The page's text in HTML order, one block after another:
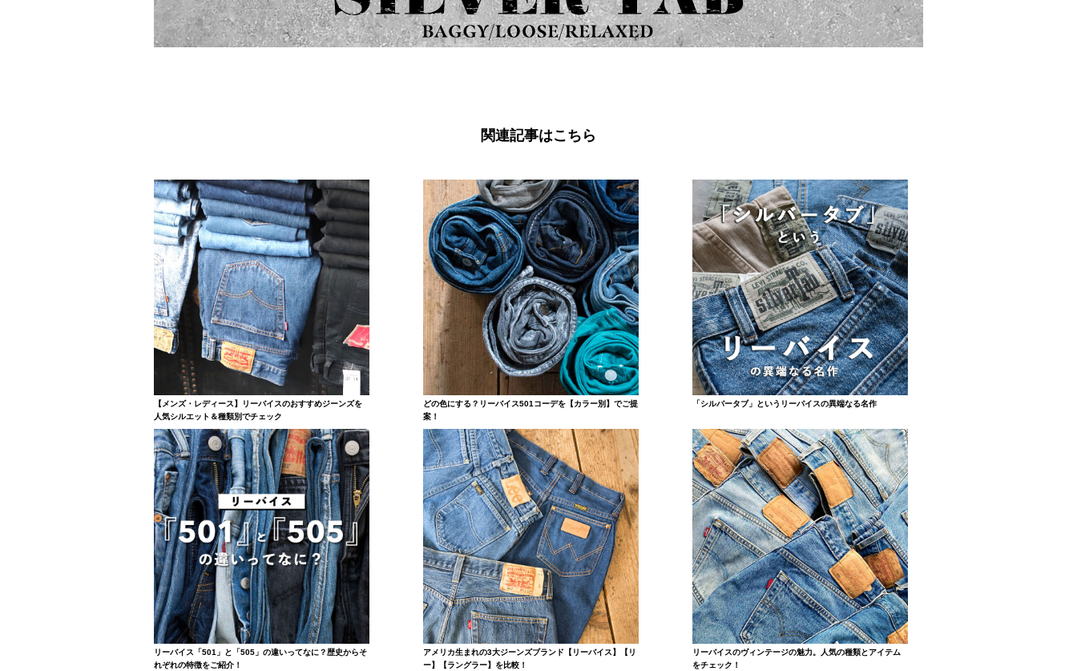
関連記事はこちら
【メンズ・レディース】リーバイスのおすすめジーンズを
人気シルエット＆種類別でチェック
どの色にする？リーバイス501コーデを【カラー別】でご提
案！
「シルバータブ」というリーバイスの異端なる名作
リーバイス「501」と「505」の違いってなに？歴史からそ
れぞれの特徴をご紹介！
アメリカ生まれの3大ジーンズブランド【リーバイス】【リ
ー】【ラングラー】を比較！
リーバイスのヴィンテージの魅力。人気の種類とアイテム
をチェック！